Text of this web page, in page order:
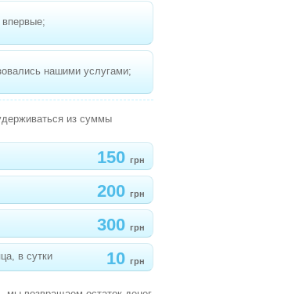
нашими услугами;
из суммы
150 грн
200 грн
300 грн
в сутки 10 грн